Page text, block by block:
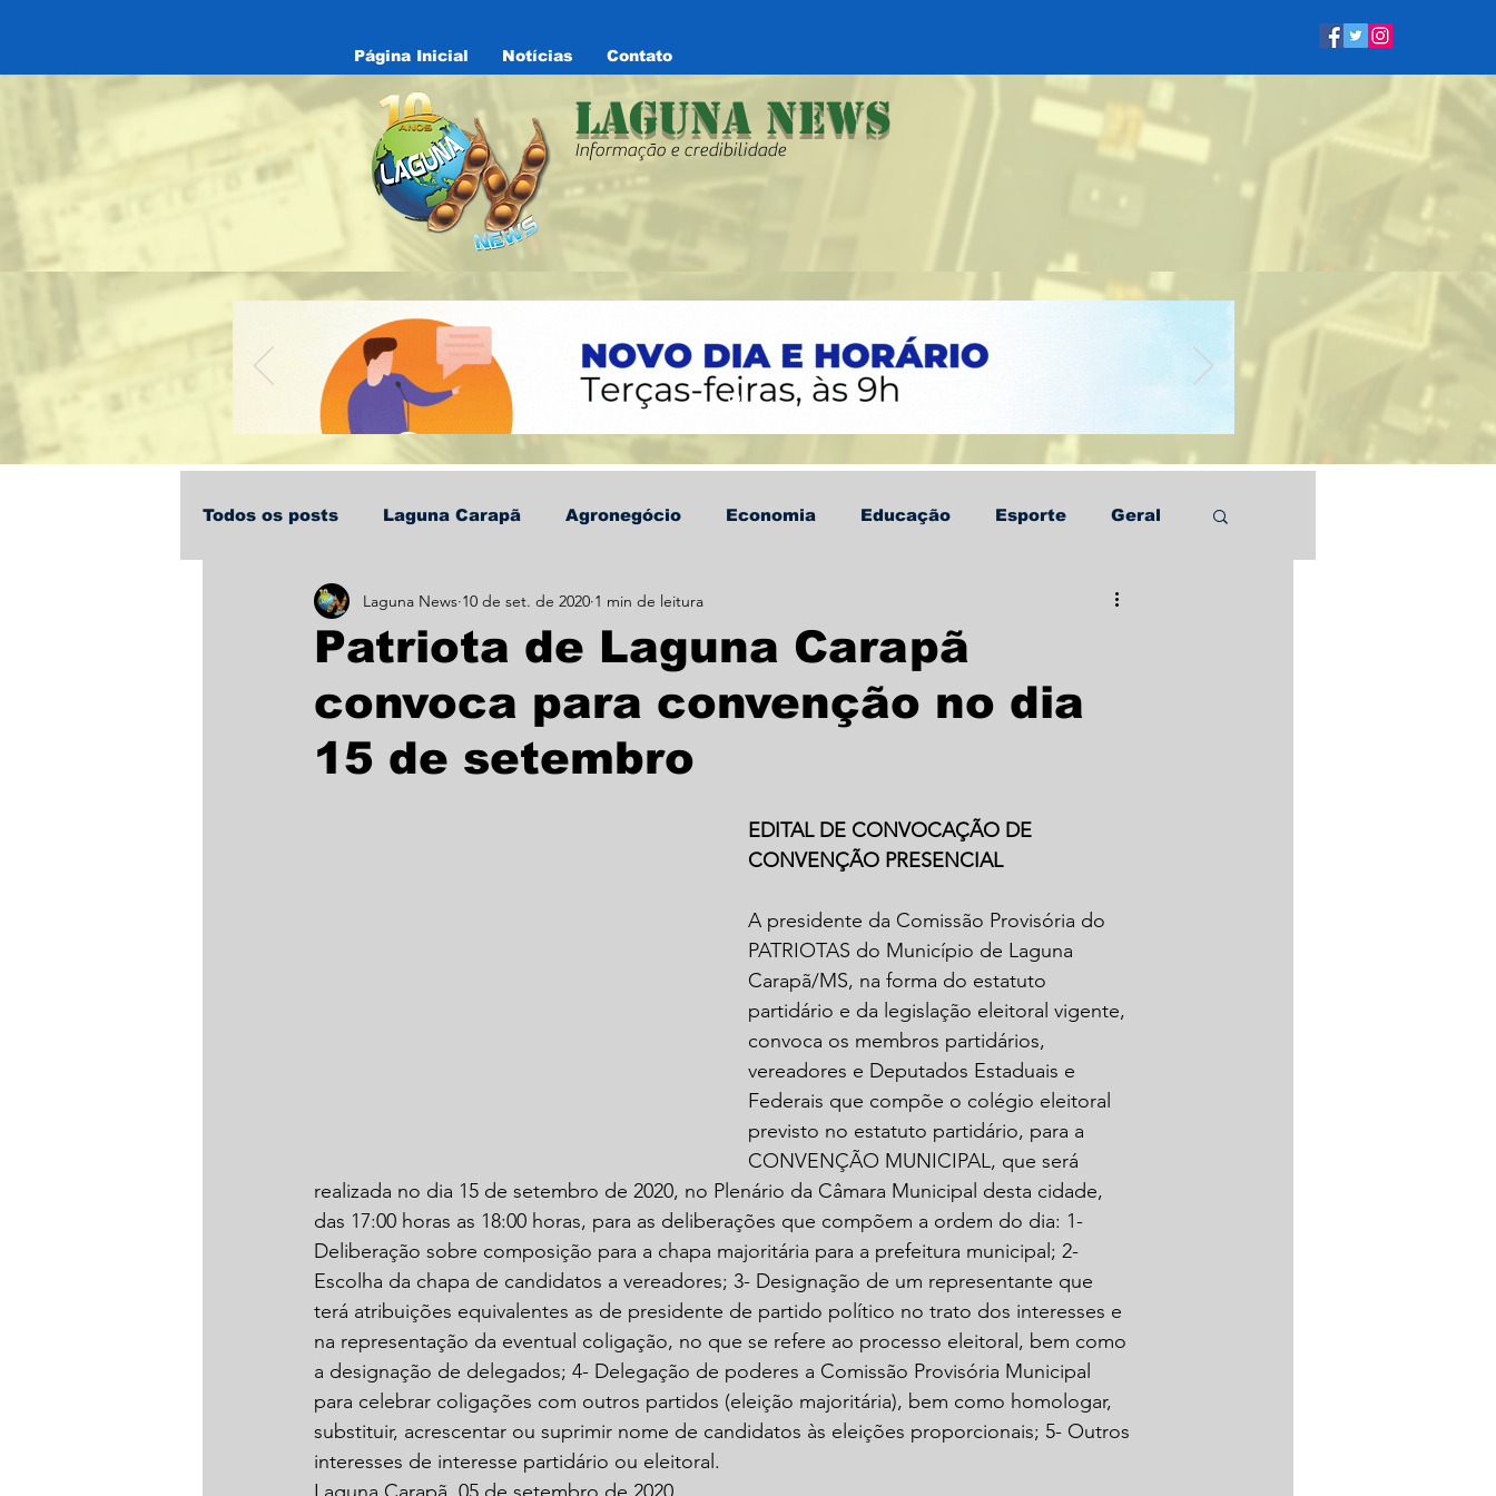
Página Inicial Notícias Contato
Laguna News
Informação e credibilidade
Todos os posts Laguna Carapã Agronegócio Economia Educação Esporte Geral
Policial Política Saúde Informe Publicitário
Patriota de Laguna Carapã
convoca para convenção no dia
15 de setembro
Laguna News 10 de set. de 2020 1 min de leitura
EDITAL DE CONVOCAÇÃO DE
CONVENÇÃO PRESENCIAL
A presidente da Comissão Provisória do
PATRIOTAS do Município de Laguna
Carapã/MS, na forma do estatuto
partidário e da legislação eleitoral vigente,
convoca os membros partidários,
vereadores e Deputados Estaduais e
Federais que compõe o colégio eleitoral
previsto no estatuto partidário, para a
CONVENÇÃO MUNICIPAL, que será
realizada no dia 15 de setembro de 2020, no Plenário da Câmara Municipal desta cidade,
das 17:00 horas as 18:00 horas, para as deliberações que compõem a ordem do dia: 1-
Deliberação sobre composição para a chapa majoritária para a prefeitura municipal; 2-
Escolha da chapa de candidatos a vereadores; 3- Designação de um representante que
terá atribuições equivalentes as de presidente de partido político no trato dos interesses e
na representação da eventual coligação, no que se refere ao processo eleitoral, bem como
a designação de delegados; 4- Delegação de poderes a Comissão Provisória Municipal
para celebrar coligações com outros partidos (eleição majoritária), bem como homologar,
substituir, acrescentar ou suprimir nome de candidatos às eleições proporcionais; 5- Outros
interesses de interesse partidário ou eleitoral.